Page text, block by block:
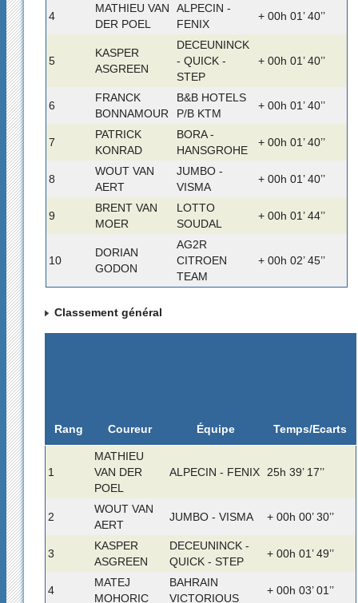
4
MATHIEU VAN
DER POEL
ALPECIN -
FENIX
+ 00h 01’ 40’’
5
KASPER
ASGREEN
DECEUNINCK
- QUICK -
STEP
+ 00h 01’ 40’’
6
FRANCK
BONNAMOUR
B&B HOTELS
P/B KTM
+ 00h 01’ 40’’
7
PATRICK
KONRAD
BORA -
HANSGROHE
+ 00h 01’ 40’’
8
WOUT VAN
AERT
JUMBO -
VISMA
+ 00h 01’ 40’’
9
BRENT VAN
MOER
LOTTO
SOUDAL
+ 00h 01’ 44’’
10
DORIAN
GODON
AG2R
CITROEN
TEAM
+ 00h 02’ 45’’
Classement général
Rang Coureur Équipe Temps/Ecarts
1
MATHIEU
VAN DER
POEL
ALPECIN - FENIX 25h 39’ 17’’
2
WOUT VAN
AERT
JUMBO - VISMA + 00h 00’ 30’’
3
KASPER
ASGREEN
DECEUNINCK -
QUICK - STEP
+ 00h 01’ 49’’
4
MATEJ
MOHORIC
BAHRAIN
VICTORIOUS
+ 00h 03’ 01’’